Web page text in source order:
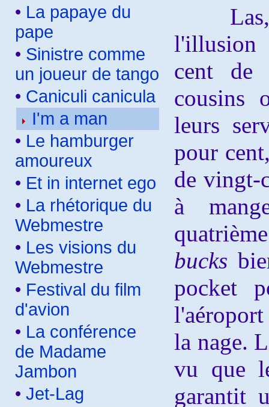
• La papaye du
pape
• Sinistre comme
un joueur de tango
• Caniculi canicula
I'm a man
• Le hamburger
amoureux
• Et in internet ego
• La rhétorique du
Webmestre
• Les visions du
Webmestre
• Festival du film
d'avion
• La conférence
de Madame
Jambon
• Jet-Lag
Las,
l'illusion
cent de
cousins
leurs
pour
de vingt-
à
bucks
pocket
la nage.
vu que
garantit